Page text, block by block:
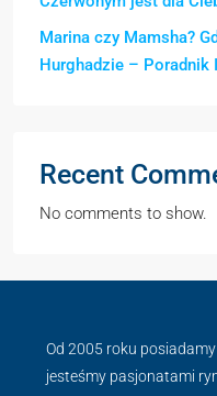
Marina czy Mamsha?
Hurghadzie – Poradnik
Recent
No comments to show.
Od 2005 roku
jesteśmy pasjonatami